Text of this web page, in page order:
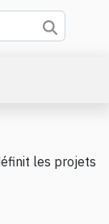
les projets